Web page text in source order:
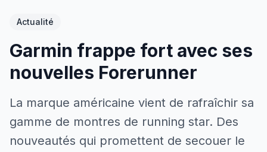
Actualité
Garmin frappe fort avec ses
nouvelles Forerunner
La marque américaine vient de rafraîchir sa
gamme de montres de running star. Des
nouveautés qui promettent de secouer le